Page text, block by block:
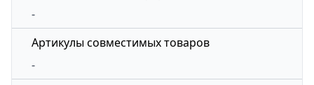
-
Артикулы совместимых товаров
-